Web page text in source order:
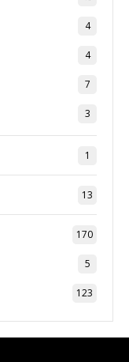
4
4
7
3
1
13
170
5
123